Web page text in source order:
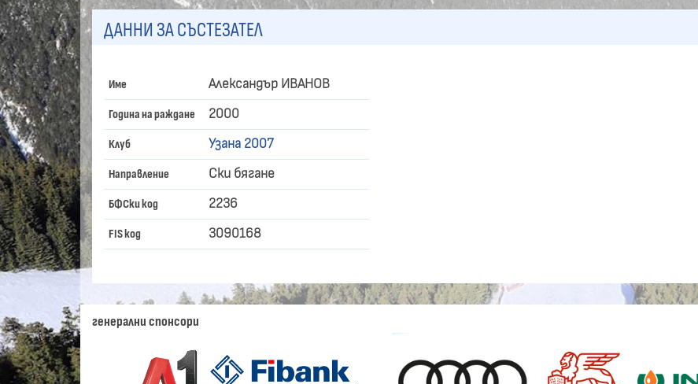
ДАННИ ЗА СЪСТЕЗАТЕЛ
Име Александър ИВАНОВ
Година на раждане 2000
Клуб Узана 2007
Направление Ски бягане
БФСки код 2236
FIS код 3090168
генерални спонсори